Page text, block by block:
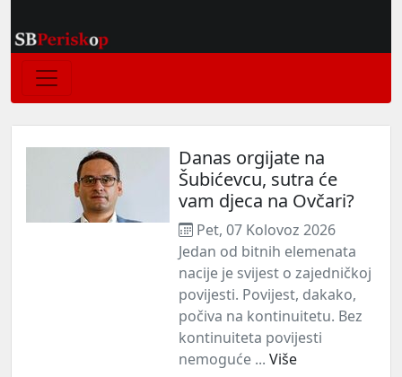
Danas orgijate na
Šubićevcu, sutra će
vam djeca na Ovčari?
Pet, 07 Kolovoz 2026
Jedan od bitnih elemenata
nacije je svijest o zajedničkoj
povijesti. Povijest, dakako,
počiva na kontinuitetu. Bez
kontinuiteta povijesti
nemoguće ... Više